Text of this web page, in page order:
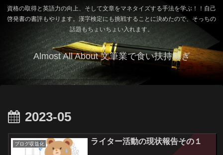
資格の取得と英語力の向上、そして文章をマネタイズする手法を学ぶ！！自己
啓発書の書評もやります。漢字検定にも挑戦することに決めたので、そっちの
話題もちょいちょい入れます。
Almost All About 文筆業で食い扶持稼ぎ
2023-05
ブログ収益化 ライター活動の現状報告その１